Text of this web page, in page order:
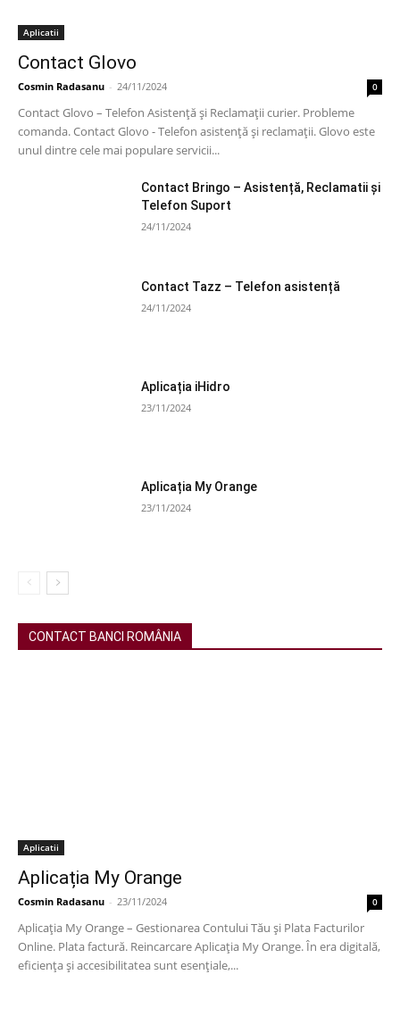
Aplicatii
Contact Glovo
Cosmin Radasanu - 24/11/2024 0
Contact Glovo – Telefon Asistență și Reclamații curier. Probleme
comanda. Contact Glovo - Telefon asistență și reclamații. Glovo este
unul dintre cele mai populare servicii...
Contact Bringo – Asistență, Reclamatii și
Telefon Suport
24/11/2024
Contact Tazz – Telefon asistență
24/11/2024
Aplicația iHidro
23/11/2024
Aplicația My Orange
23/11/2024
CONTACT BANCI ROMÂNIA
Aplicatii
Aplicația My Orange
Cosmin Radasanu - 23/11/2024 0
Aplicația My Orange – Gestionarea Contului Tău și Plata Facturilor
Online. Plata factură. Reincarcare Aplicația My Orange. În era digitală,
eficiența și accesibilitatea sunt esențiale,...